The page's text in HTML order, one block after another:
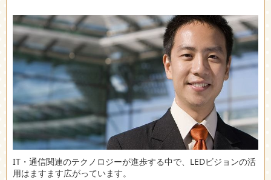
IT・通信関連のテクノロジーが進歩する中で、LEDビジョンの活
用はますます広がっています。